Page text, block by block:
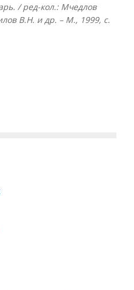
/ ред-кол.: Мчедлов
В.Н. и др. – М., 1999, с.